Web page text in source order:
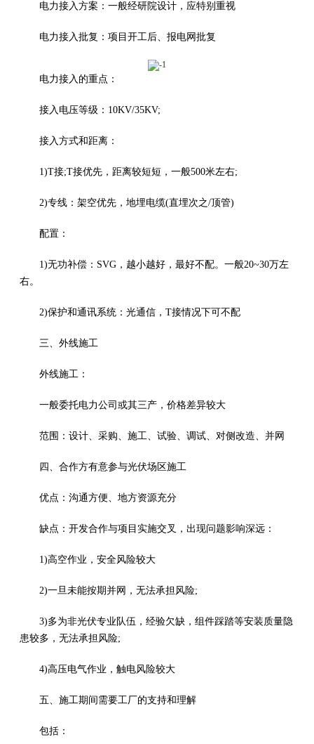
电力接入方案：一般经研院设计，应特别重视
电力接入批复：项目开工后、报电网批复
电力接入的重点：
接入电压等级：10KV/35KV;
接入方式和距离：
1)T接;T接优先，距离较短短，一般500米左右;
2)专线：架空优先，地埋电缆(直埋次之/顶管)
配置：
1)无功补偿：SVG，越小越好，最好不配。一般20~30万左
右。
2)保护和通讯系统：光通信，T接情况下可不配
三、外线施工
外线施工：
一般委托电力公司或其三产，价格差异较大
范围：设计、采购、施工、试验、调试、对侧改造、并网
四、合作方有意参与光伏场区施工
优点：沟通方便、地方资源充分
缺点：开发合作与项目实施交叉，出现问题影响深远：
1)高空作业，安全风险较大
2)一旦未能按期并网，无法承担风险;
3)多为非光伏专业队伍，经验欠缺，组件踩踏等安装质量隐
患较多，无法承担风险;
4)高压电气作业，触电风险较大
五、施工期间需要工厂的支持和理解
包括：